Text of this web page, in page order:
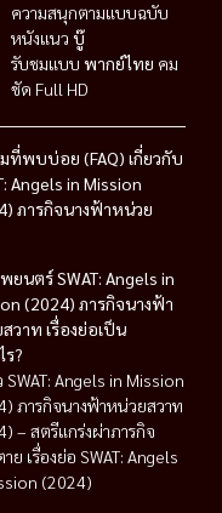
ความสนุกตามแบบฉบับ
หนังแนว บู๊
รับชมแบบ พากย์ไทย คม
ชัด Full HD
ที่พบบ่อย (FAQ) เกี่ยวกับ
Angels in Mission
ภารกิจนางฟ้าหน่วย
ยนตร์ SWAT: Angels in
(2024) ภารกิจนางฟ้า
วาท เรื่องย่อเป็น
ร?
SWAT: Angels in Mission
ภารกิจนางฟ้าหน่วยสวาท
– สตรีแกร่งผ่าภารกิจ
าย เรื่องย่อ SWAT: Angels
(2024)